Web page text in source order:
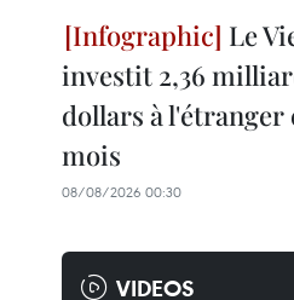
Le
investit 2,36
dollars à l'étranger
mois
08/08/2026 00:30
VIDEOS